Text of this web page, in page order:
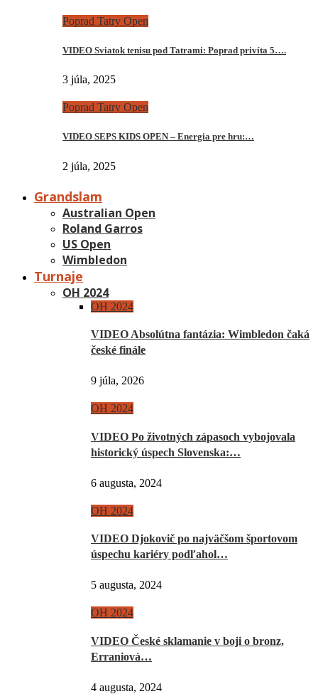
Poprad Tatry Open
VIDEO Sviatok tenisu pod Tatrami: Poprad privíta 5….
3 júla, 2025
Poprad Tatry Open
VIDEO SEPS KIDS OPEN – Energia pre hru:…
2 júla, 2025
Grandslam
Australian Open
Roland Garros
US Open
Wimbledon
Turnaje
OH 2024
OH 2024
VIDEO Absolútna fantázia: Wimbledon čaká
české finále
9 júla, 2026
OH 2024
VIDEO Po životných zápasoch vybojovala
historický úspech Slovenska:…
6 augusta, 2024
OH 2024
VIDEO Djokovič po najväčšom športovom
úspechu kariéry podľahol…
5 augusta, 2024
OH 2024
VIDEO České sklamanie v boji o bronz,
Erraniová…
4 augusta, 2024